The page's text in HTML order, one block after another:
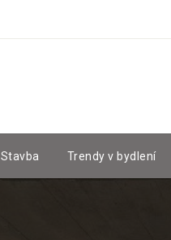
Stavba Trendy v bydlení